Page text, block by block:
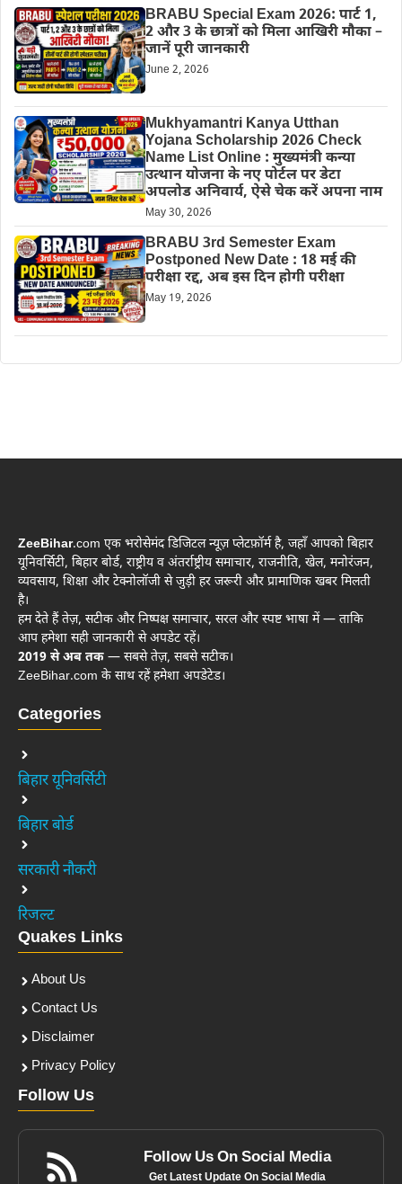
BRABU Special Exam 2026: पार्ट 1,
2 और 3 के छात्रों को मिला आखिरी मौका –
जानें पूरी जानकारी
June 2, 2026
Mukhyamantri Kanya Utthan
Yojana Scholarship 2026 Check
Name List Online : मुख्यमंत्री कन्या
उत्थान योजना के नए पोर्टल पर डेटा
अपलोड अनिवार्य, ऐसे चेक करें अपना नाम
May 30, 2026
BRABU 3rd Semester Exam
Postponed New Date : 18 मई की
परीक्षा रद्द, अब इस दिन होगी परीक्षा
May 19, 2026
ZeeBihar.com एक भरोसेमंद डिजिटल न्यूज़ प्लेटफ़ॉर्म है, जहाँ आपको बिहार
यूनिवर्सिटी, बिहार बोर्ड, राष्ट्रीय व अंतर्राष्ट्रीय समाचार, राजनीति, खेल, मनोरंजन,
व्यवसाय, शिक्षा और टेक्नोलॉजी से जुड़ी हर जरूरी और प्रामाणिक खबर मिलती
है।
हम देते हैं तेज़, सटीक और निष्पक्ष समाचार, सरल और स्पष्ट भाषा में — ताकि
आप हमेशा सही जानकारी से अपडेट रहें।
2019 से अब तक — सबसे तेज़, सबसे सटीक।
ZeeBihar.com के साथ रहें हमेशा अपडेटेड।
Categories
बिहार यूनिवर्सिटी
बिहार बोर्ड
सरकारी नौकरी
रिजल्ट
Quakes Links
About Us
Contact Us
Disclaimer
Privacy Policy
Follow Us
Follow Us On Social Media
Get Latest Update On Social Media